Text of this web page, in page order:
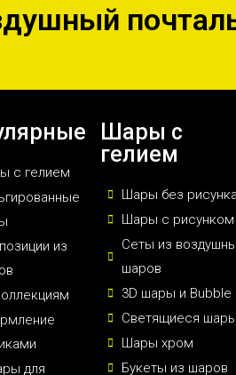
с гелием
из
для
Шары с
гелием
Шары без рисунка
Шары с рисунком
Сеты из
шаров
3D шары и Bubble
Светящиеся шары
Шары хром
Букеты из шаров